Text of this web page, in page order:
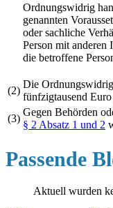
Ordnungswidrig
genannten
oder sachliche
Person mit anderen
die betroffene
(2)
Die
fünfzigtausend
(3)
Gegen Behörden
§ 2 Absatz 1 und 2
Passende
Aktuell wurden